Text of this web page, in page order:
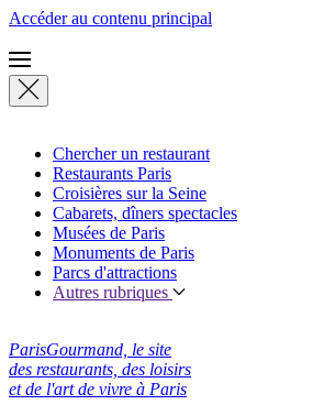
Accéder au contenu principal
Chercher un restaurant
Restaurants Paris
Croisières sur la Seine
Cabarets, dîners spectacles
Musées de Paris
Monuments de Paris
Parcs d'attractions
Autres rubriques
ParisGourmand, le site
des restaurants, des loisirs
et de l'art de vivre à Paris